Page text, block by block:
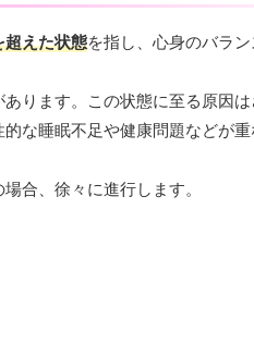
超えた状態を指し、心身のバラ
ります。この状態に至る原因
な睡眠不足や健康問題などが
合、徐々に進行します。